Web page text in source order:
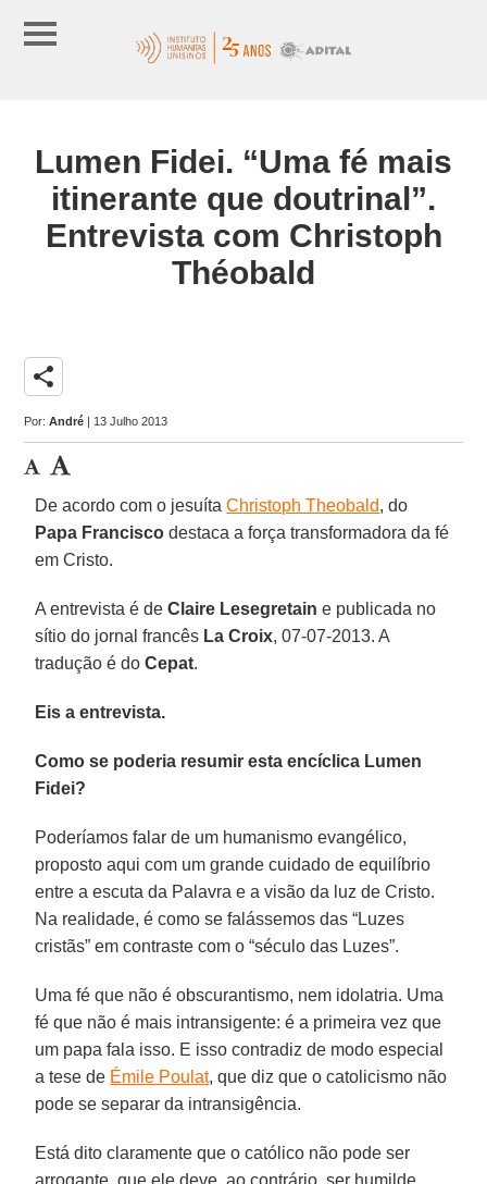
Lumen Fidei. “Uma fé mais
itinerante que doutrinal”.
Entrevista com Christoph
Théobald
share
Por:André | 13 Julho 2013
De acordo com o jesuítaChristoph Theobald, do
Papa Francisco destaca a força transformadora da fé
em Cristo.
A entrevista é deClaire Lesegretain e publicada no
sítio do jornal francês La Croix, 07-07-2013. A
tradução é doCepat.
Eis a entrevista.
Como se poderia resumir esta encíclica Lumen
Fidei?
Poderíamos falar de um humanismo evangélico,
proposto aqui com um grande cuidado de equilíbrio
entre a escuta da Palavra e a visão da luz de Cristo.
Na realidade, é como se falássemos das “Luzes
cristãs” em contraste com o “século das Luzes”.
Uma fé que não é obscurantismo, nem idolatria. Uma
fé que não é mais intransigente: é a primeira vez que
um papa fala isso. E isso contradiz de modo especial
a tese de Émile Poulat, que diz que o catolicismo não
pode se separar da intransigência.
Está dito claramente que o católico não pode ser
arrogante, que ele deve, ao contrário, ser humilde,